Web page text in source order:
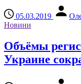
05.03.2019
Новини
Объёмы
Украине